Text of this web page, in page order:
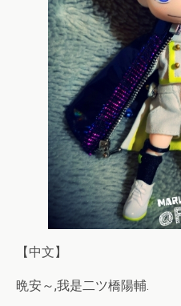
【中文】
晩安～,我是二ツ橋陽輔.